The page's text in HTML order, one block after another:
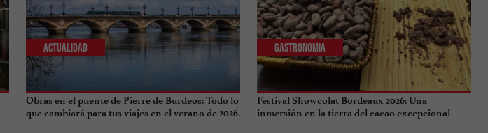
Obras en el puente de Pierre de Burdeos: Todo lo
que cambiará para tus viajes en el verano de 2026.
Actualidad
Festival Showcolat Bordeaux 2026: Una
inmersión en la tierra del cacao excepcional
Gastronomia